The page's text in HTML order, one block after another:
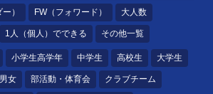
） FW（フォワード） 大人数
1人（個人）でできる その他一覧
小学生高学年 中学生 高校生 大学生
男女 部活動・体育会 クラブチーム